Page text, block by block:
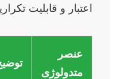
اعتبار و قابلیت
عنصر
متدولوژی